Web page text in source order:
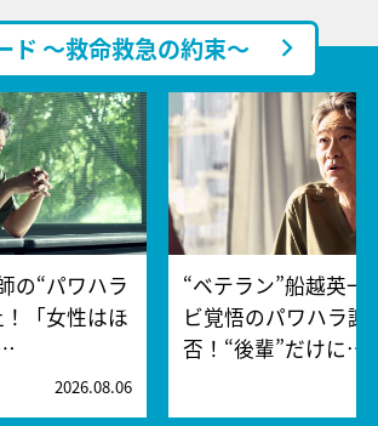
ド ～救命救急の約束～
の“パワハラ
「女性はほ
2026.08.06
“ベテラン”船越英一
ビ覚悟のパワハラ謝
否！“後輩”だけに…